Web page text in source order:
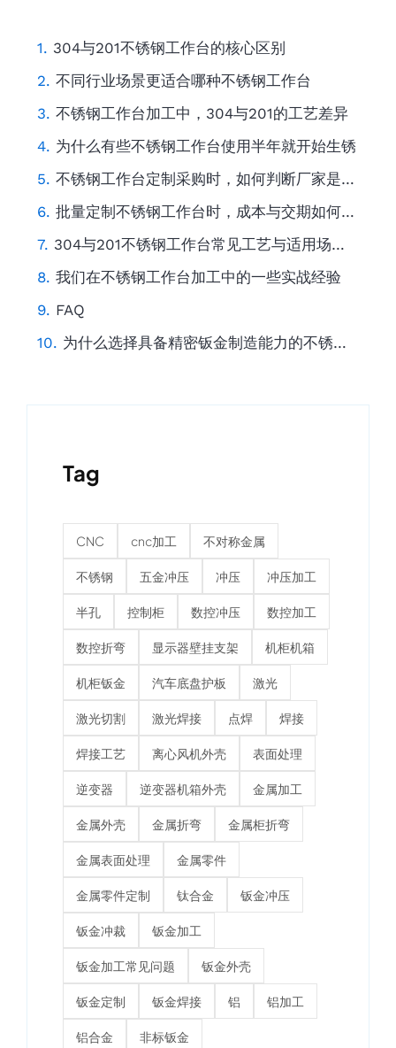
304与201不锈钢工作台的核心区别
不同行业场景更适合哪种不锈钢工作台
不锈钢工作台加工中，304与201的工艺差异
为什么有些不锈钢工作台使用半年就开始生锈
不锈钢工作台定制采购时，如何判断厂家是否专业
批量定制不锈钢工作台时，成本与交期如何平衡
304与201不锈钢工作台常见工艺与适用场景对比
我们在不锈钢工作台加工中的一些实战经验
FAQ
为什么选择具备精密钣金制造能力的不锈钢工作台供应商？
Tag
CNC cnc加工 不对称金属
不锈钢 五金冲压 冲压 冲压加工
半孔 控制柜 数控冲压 数控加工
数控折弯 显示器壁挂支架 机柜机箱
机柜钣金 汽车底盘护板 激光
激光切割 激光焊接 点焊 焊接
焊接工艺 离心风机外壳 表面处理
逆变器 逆变器机箱外壳 金属加工
金属外壳 金属折弯 金属柜折弯
金属表面处理 金属零件
金属零件定制 钛合金 钣金冲压
钣金冲裁 钣金加工
钣金加工常见问题 钣金外壳
钣金定制 钣金焊接 铝 铝加工
铝合金 非标钣金